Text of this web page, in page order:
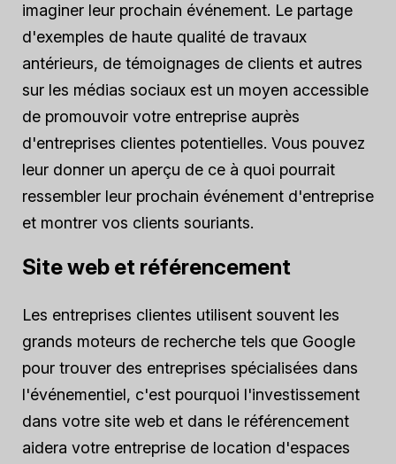
imaginer leur prochain événement. Le partage
d'exemples de haute qualité de travaux
antérieurs, de témoignages de clients et autres
sur les médias sociaux est un moyen accessible
de promouvoir votre entreprise auprès
d'entreprises clientes potentielles. Vous pouvez
leur donner un aperçu de ce à quoi pourrait
ressembler leur prochain événement d'entreprise
et montrer vos clients souriants.
Site web et référencement
Les entreprises clientes utilisent souvent les
grands moteurs de recherche tels que Google
pour trouver des entreprises spécialisées dans
l'événementiel, c'est pourquoi l'investissement
dans votre site web et dans le référencement
aidera votre entreprise de location d'espaces